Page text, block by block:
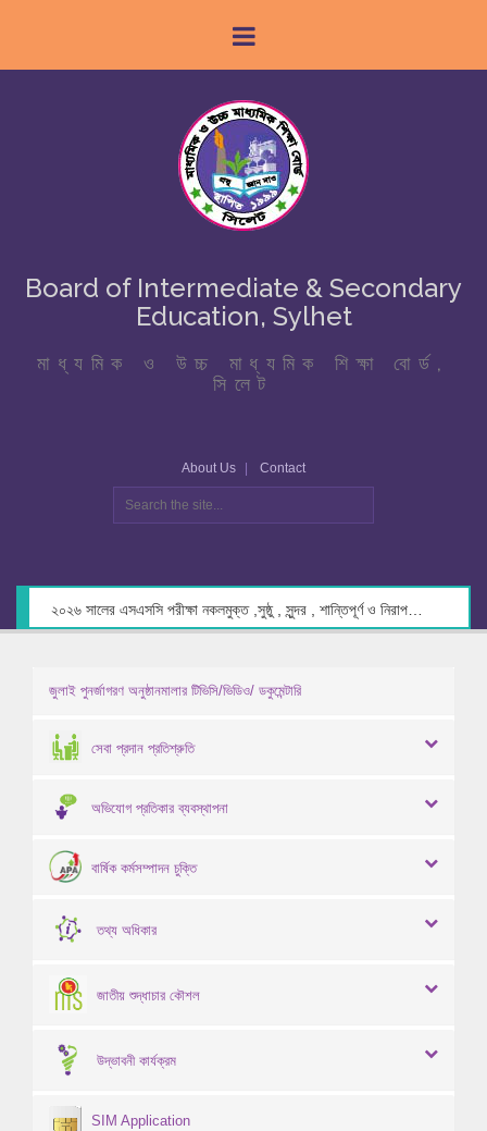
Board of Intermediate & Secondary
Education, Sylhet
মাধ্যমিক ও উচ্চ মাধ্যমিক শিক্ষা বোর্ড,
সিলেট
About Us Contact
জুলাই পুনর্জাগরণ অনুষ্ঠানমালার টিভিসি/ভিডিও/ ডকুমেন্টারি
সেবা প্রদান প্রতিশ্রুতি
অভিযোগ প্রতিকার ব্যবস্থাপনা
বার্ষিক কর্মসম্পাদন চুক্তি
তথ্য অধিকার
জাতীয় শুদ্ধাচার কৌশল
উদ্ভাবনী কার্যক্রম
SIM Application